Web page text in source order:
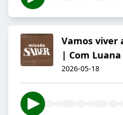
Vamos viver
| Com
2026-05-18